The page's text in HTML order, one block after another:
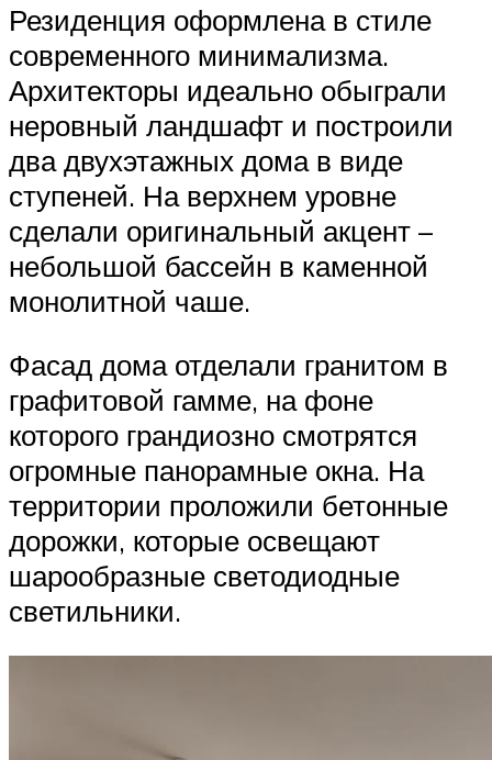
Резиденция оформлена в стиле
современного минимализма.
Архитекторы идеально обыграли
неровный ландшафт и построили
два двухэтажных дома в виде
ступеней. На верхнем уровне
сделали оригинальный акцент –
небольшой бассейн в каменной
монолитной чаше.
Фасад дома отделали гранитом в
графитовой гамме, на фоне
которого грандиозно смотрятся
огромные панорамные окна. На
территории проложили бетонные
дорожки, которые освещают
шарообразные светодиодные
светильники.